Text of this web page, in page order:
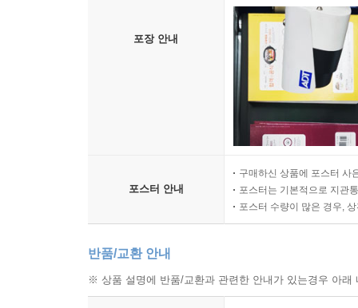
포장 안내
포스터 안내
구매하신 상품에 포스터 사
포스터는 기본적으로 지관
포스터 수량이 많은 경우,
반품/교환 안내
※ 상품 설명에 반품/교환과 관련한 안내가 있는경우 아